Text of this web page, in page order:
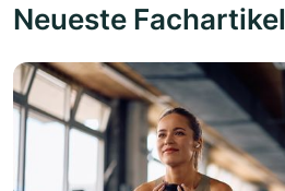
Neueste Fachartikel